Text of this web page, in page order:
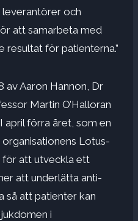
och
att samarbeta med
för patienterna.”
av Aaron Hannon, Dr
Martin O’Halloran
april förra året, som en
organisationens Lotus-
att utveckla ett
att underlätta anti-
så att patienter kan
i